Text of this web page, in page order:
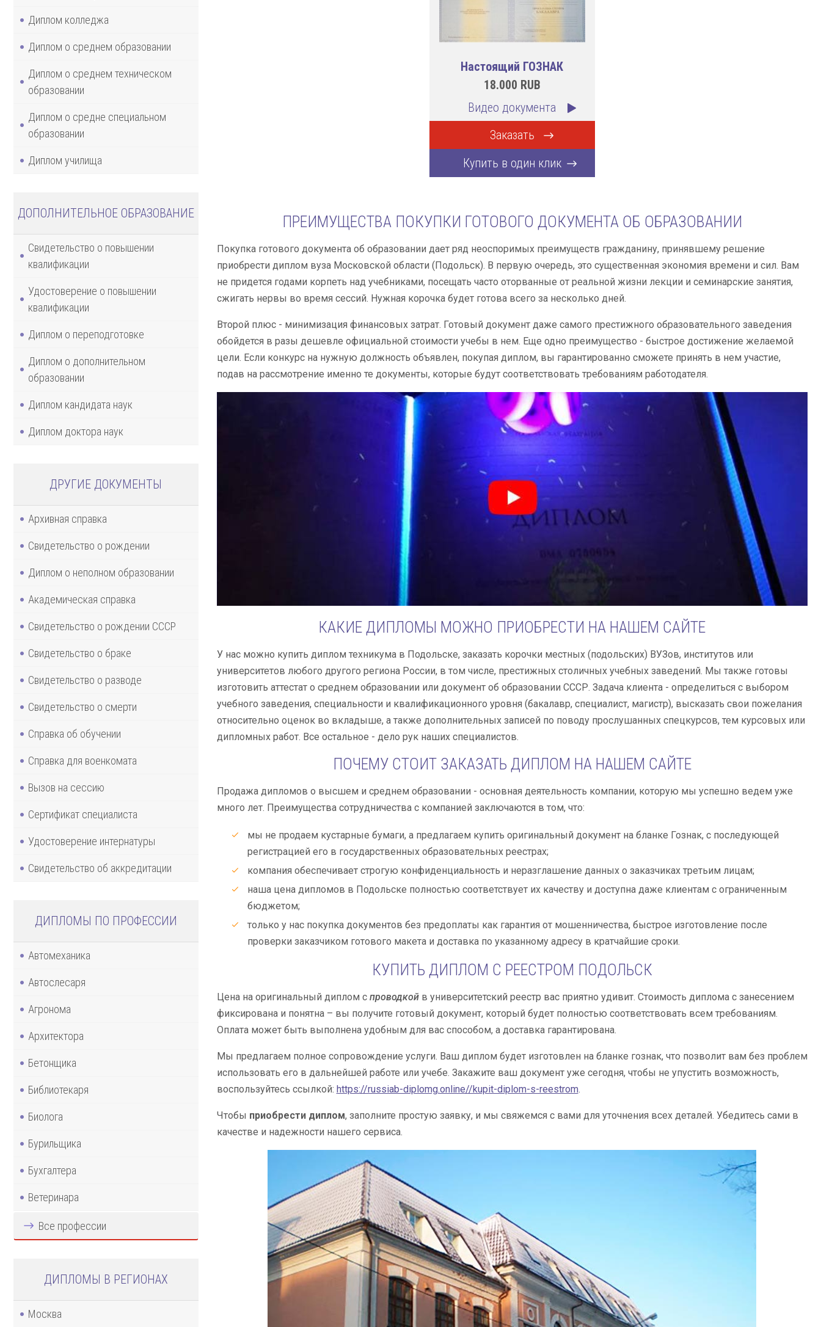
Диплом колледжа
Диплом о среднем образовании
Диплом о среднем техническом
образовании
Диплом о средне специальном
образовании
Диплом училища
ДОПОЛНИТЕЛЬНОЕ ОБРАЗОВАНИЕ
Свидетельство о повышении
квалификации
Удостоверение о повышении
квалификации
Диплом о переподготовке
Диплом о дополнительном
образовании
Диплом кандидата наук
Диплом доктора наук
ДРУГИЕ ДОКУМЕНТЫ
Архивная справка
Свидетельство о рождении
Диплом о неполном образовании
Академическая справка
Свидетельство о рождении СССР
Свидетельство о браке
Свидетельство о разводе
Свидетельство о смерти
Справка об обучении
Справка для военкомата
Вызов на сессию
Сертификат специалиста
Удостоверение интернатуры
Свидетельство об аккредитации
ДИПЛОМЫ ПО ПРОФЕССИИ
Автомеханика
Автослесаря
Агронома
Архитектора
Бетонщика
Библиотекаря
Биолога
Бурильщика
Бухгалтера
Ветеринара
Все профессии
ДИПЛОМЫ В РЕГИОНАХ
Москва
Настоящий ГОЗНАК
18.000 RUB
Видео документа
Заказать
Купить в один клик
ПРЕИМУЩЕСТВА ПОКУПКИ ГОТОВОГО ДОКУМЕНТА ОБ ОБРАЗОВАНИИ
Покупка готового документа об образовании дает ряд неоспоримых преимуществ гражданину, принявшему решение
приобрести диплом вуза Московской области (Подольск). В первую очередь, это существенная экономия времени и сил. Вам
не придется годами корпеть над учебниками, посещать часто оторванные от реальной жизни лекции и семинарские занятия,
сжигать нервы во время сессий. Нужная корочка будет готова всего за несколько дней.
Второй плюс - минимизация финансовых затрат. Готовый документ даже самого престижного образовательного заведения
обойдется в разы дешевле официальной стоимости учебы в нем. Еще одно преимущество - быстрое достижение желаемой
цели. Если конкурс на нужную должность объявлен, покупая диплом, вы гарантированно сможете принять в нем участие,
подав на рассмотрение именно те документы, которые будут соответствовать требованиям работодателя.
КАКИЕ ДИПЛОМЫ МОЖНО ПРИОБРЕСТИ НА НАШЕМ САЙТЕ
У нас можно купить диплом техникума в Подольске, заказать корочки местных (подольских) ВУЗов, институтов или
университетов любого другого региона России, в том числе, престижных столичных учебных заведений. Мы также готовы
изготовить аттестат о среднем образовании или документ об образовании СССР. Задача клиента - определиться с выбором
учебного заведения, специальности и квалификационного уровня (бакалавр, специалист, магистр), высказать свои пожелания
относительно оценок во вкладыше, а также дополнительных записей по поводу прослушанных спецкурсов, тем курсовых или
дипломных работ. Все остальное - дело рук наших специалистов.
ПОЧЕМУ СТОИТ ЗАКАЗАТЬ ДИПЛОМ НА НАШЕМ САЙТЕ
Продажа дипломов о высшем и среднем образовании - основная деятельность компании, которую мы успешно ведем уже
много лет. Преимущества сотрудничества с компанией заключаются в том, что:
мы не продаем кустарные бумаги, а предлагаем купить оригинальный документ на бланке Гознак, с последующей
регистрацией его в государственных образовательных реестрах;
компания обеспечивает строгую конфиденциальность и неразглашение данных о заказчиках третьим лицам;
наша цена дипломов в Подольске полностью соответствует их качеству и доступна даже клиентам с ограниченным
бюджетом;
только у нас покупка документов без предоплаты как гарантия от мошенничества, быстрое изготовление после
проверки заказчиком готового макета и доставка по указанному адресу в кратчайшие сроки.
КУПИТЬ ДИПЛОМ С РЕЕСТРОМ ПОДОЛЬСК
Цена на оригинальный диплом с проводкойв университетский реестр вас приятно удивит. Стоимость диплома с занесением
фиксирована и понятна – вы получите готовый документ, который будет полностью соответствовать всем требованиям.
Оплата может быть выполнена удобным для вас способом, а доставка гарантирована.
Мы предлагаем полное сопровождение услуги. Ваш диплом будет изготовлен на бланке гознак, что позволит вам без проблем
использовать его в дальнейшей работе или учебе. Закажите ваш документ уже сегодня, чтобы не упустить возможность,
воспользуйтесь ссылкой: https://russiab-diplomg.online//kupit-diplom-s-reestrom.
Чтобы приобрести диплом, заполните простую заявку, и мы свяжемся с вами для уточнения всех деталей. Убедитесь сами в
качестве и надежности нашего сервиса.